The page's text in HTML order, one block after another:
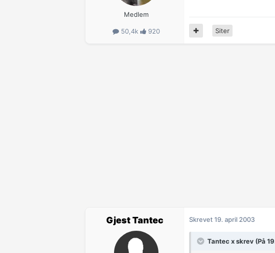
Medlem
50,4k 920 Siter
Gjest Tantec Skrevet19. april 2003
Tantec x skrev (På